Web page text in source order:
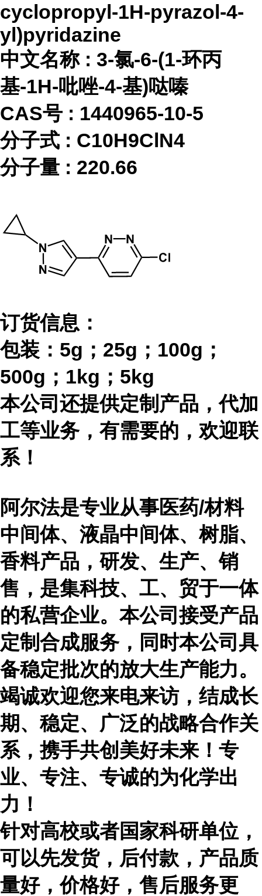
cyclopropyl-1H-pyrazol-4-
yl)pyridazine
中文名称 : 3-氯-6-(1-环丙
基-1H-吡唑-4-基)哒嗪
CAS号 : 1440965-10-5
分子式 : C10H9ClN4
分子量 : 220.66
订货信息：
包装： 5g；25g；100g；
500g；1kg；5kg
本公司还提供定制产品，代加
工等业务，有需要的，欢迎联
系！
阿尔法是专业从事医药/材料
中间体、液晶中间体、树脂、
香料产品，研发、生产、销
售，是集科技、工、贸于一体
的私营企业。本公司接受产品
定制合成服务，同时本公司具
备稳定批次的放大生产能力。
竭诚欢迎您来电来访，结成长
期、稳定、广泛的战略合作关
系，携手共创美好未来！专
业、专注、专诚的为化学出
力！
针对高校或者国家科研单位，
可以先发货，后付款，产品质
量好，价格好，售后服务更